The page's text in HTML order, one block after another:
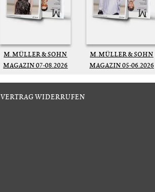
M. MÜLLER & SOHN
MAGAZIN 07-08.2026
M. MÜLLER & SOHN
MAGAZIN 05-06.2026
VERTRAG WIDERRUFEN